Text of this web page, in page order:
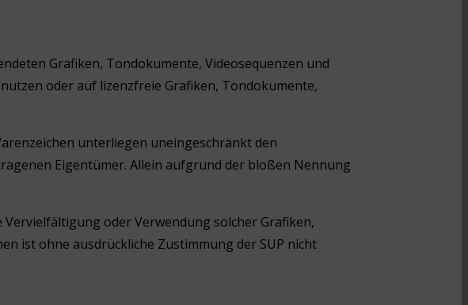
Grafiken, Tondokumente, Videosequenzen und
oder auf lizenzfreie Grafiken, Tondokumente,
unterliegen uneingeschränkt den
Eigentümer. Allein aufgrund der bloßen Nennung
oder Verwendung solcher Grafiken,
ist ohne ausdrückliche Zustimmung der SUP nicht